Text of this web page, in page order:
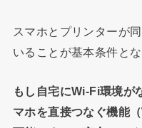
スマホとプリンターが
いることが基本条件とな
もし自宅にWi-Fi環境が
マホを直接つなぐ機能